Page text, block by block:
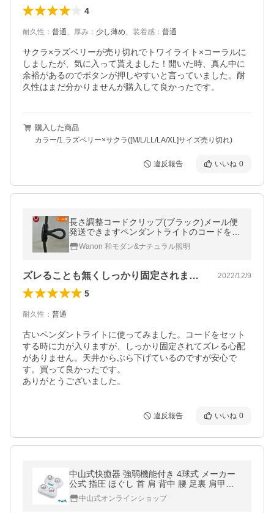
4
耐久性 ： 普通、 厚み ： 少し薄め、 装着感 ： 普通
サクラ×ラズベリーが売り切れでトワイライト×コーラルに
しましたが、気に入って貰えました！開いた時、真ん中に
余裕があるのでボタンが押しやすいと言っていました。耐
久性はまだ分かりませんが購入して良かったです。
購入した商品
カラー/1.ラズベリー×サクラ([M/L/LL/LA/XL]サイズ売り切れ)
違反報告 いいね 0
長さ調整コードクリップ(ブラック)メール便
発送できますペンダントライトのコードを簡
易に短くする コードリール 照明 コードアジ
ャスター 天井照明
Wanon 和モダン&ナチュラル照明
ズレることも無くしっかり固定されました 2022/12/9
5
耐久性 ： 普通
古いペンダントライトに使ってみました。コードをセット
する時に力が入りますが、しっかり固定されてズレる心配
がありません。天井からぶら下げているのですが安心で
す。買って良かったです。
ありがとうございました。
違反報告 いいね 0
中山式快癒器 強弱機能付き 4球式 メーカー
公式 指圧 ほぐし 首 肩 背中 腰 足裏 肩甲骨
マッサージ ツボ押し 肩こり 腰痛 ケア 快眠
ギフト 高さ調節 爆買
中山式オンラインショップ